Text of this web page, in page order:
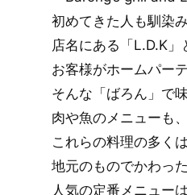
初めてきた人も馴染
店名にある「L.D.K」
お客様がホームパー
そんな「ばろん」で
肉や魚のメニューも
これらの料理の多く
地元のものでかわっ
人気の定番メニュー